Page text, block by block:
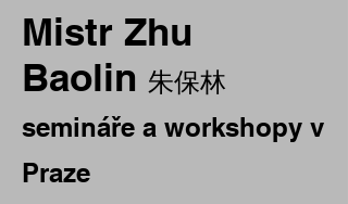
Mistr Zhu
Baolin 朱保林
semináře a workshopy v
Praze